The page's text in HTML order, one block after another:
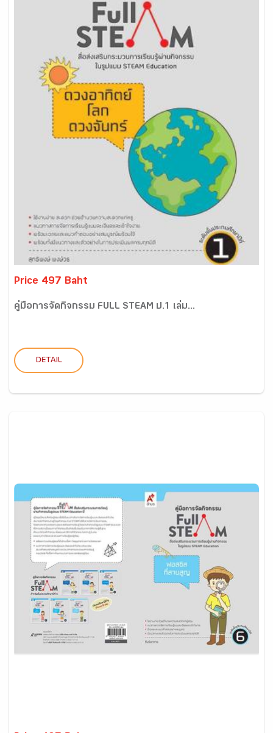
Price 497 Baht
คู่มือการจัดกิจกรรม FULL STEAM ป.1 เล่ม...
DETAIL